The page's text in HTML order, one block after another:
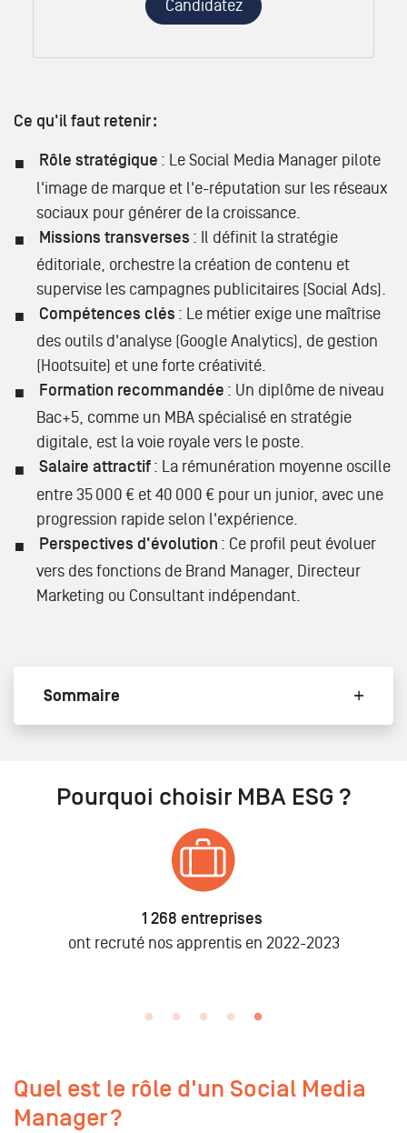
Candidatez
Ce qu'il faut retenir :
Rôle stratégique : Le Social Media Manager pilote
l'image de marque et l'e-réputation sur les réseaux
sociaux pour générer de la croissance.
Missions transverses : Il définit la stratégie
éditoriale, orchestre la création de contenu et
supervise les campagnes publicitaires (Social Ads).
Compétences clés : Le métier exige une maîtrise
des outils d'analyse (Google Analytics), de gestion
(Hootsuite) et une forte créativité.
Formation recommandée : Un diplôme de niveau
Bac+5, comme un MBA spécialisé en stratégie
digitale, est la voie royale vers le poste.
Salaire attractif : La rémunération moyenne oscille
entre 35 000 € et 40 000 € pour un junior, avec une
progression rapide selon l'expérience.
Perspectives d'évolution : Ce profil peut évoluer
vers des fonctions de Brand Manager, Directeur
Marketing ou Consultant indépendant.
Sommaire
Pourquoi choisir MBA ESG ?
1 268 entreprises
ont recruté nos apprentis en 2022-2023
Quel est le rôle d'un Social Media
Manager ?